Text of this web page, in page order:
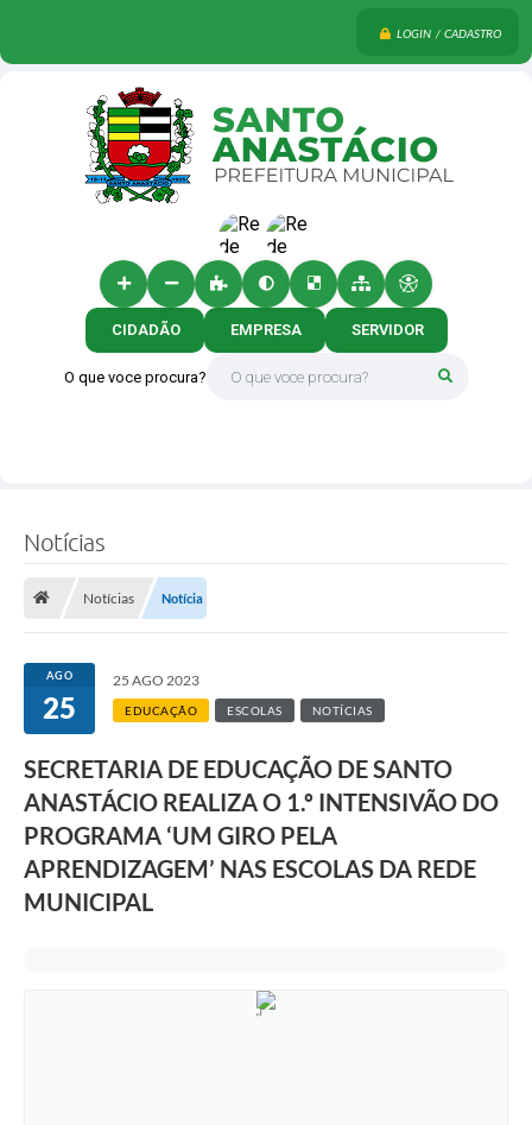
LOGIN / CADASTRO
O que voce procura?
CIDADÃO EMPRESA SERVIDOR
Notícias
Notícias Notícia
AGO
25
25 AGO 2023
EDUCAÇÃO ESCOLAS NOTÍCIAS
SECRETARIA DE EDUCAÇÃO DE SANTO
ANASTÁCIO REALIZA O 1.º INTENSIVÃO DO
PROGRAMA ‘UM GIRO PELA
APRENDIZAGEM’ NAS ESCOLAS DA REDE
MUNICIPAL